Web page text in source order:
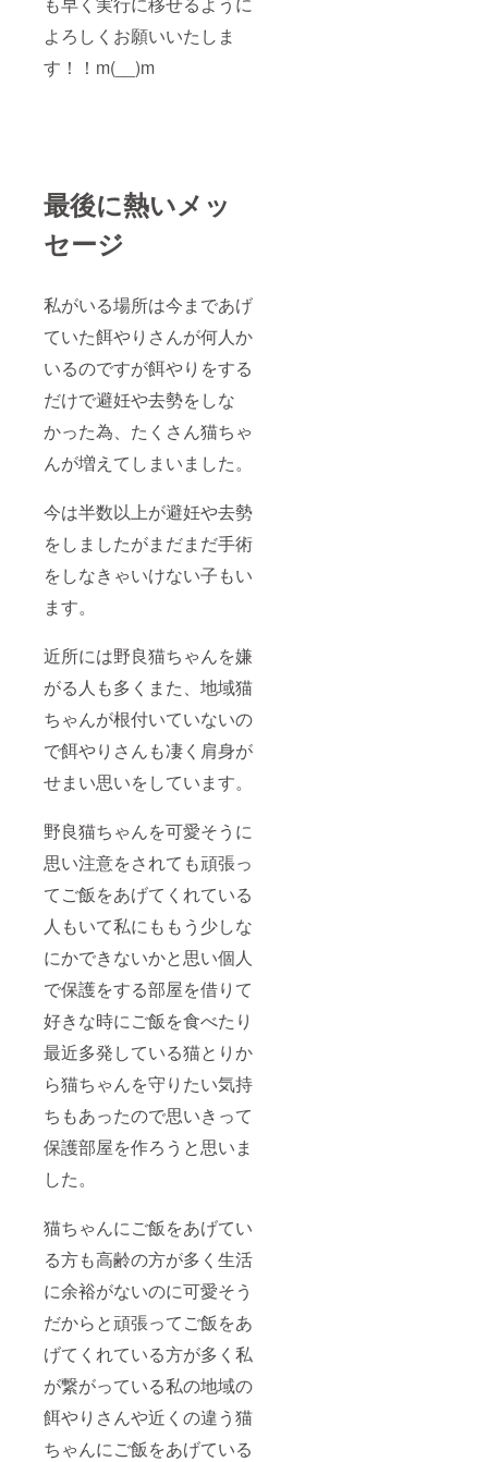
よろしくお願いいたしま
す！！m(__)m
最後に熱いメッ
セージ
私がいる場所は今まであげ
ていた餌やりさんが何人か
いるのですが餌やりをする
だけで避妊や去勢をしな
かった為、たくさん猫ちゃ
んが増えてしまいました。
今は半数以上が避妊や去勢
をしましたがまだまだ手術
をしなきゃいけない子もい
ます。
近所には野良猫ちゃんを嫌
がる人も多くまた、地域猫
ちゃんが根付いていないの
で餌やりさんも凄く肩身が
せまい思いをしています。
野良猫ちゃんを可愛そうに
思い注意をされても頑張っ
てご飯をあげてくれている
人もいて私にももう少しな
にかできないかと思い個人
で保護をする部屋を借りて
好きな時にご飯を食べたり
最近多発している猫とりか
ら猫ちゃんを守りたい気持
ちもあったので思いきって
保護部屋を作ろうと思いま
した。
猫ちゃんにご飯をあげてい
る方も高齢の方が多く生活
に余裕がないのに可愛そう
だからと頑張ってご飯をあ
げてくれている方が多く私
が繋がっている私の地域の
餌やりさんや近くの違う猫
ちゃんにご飯をあげている